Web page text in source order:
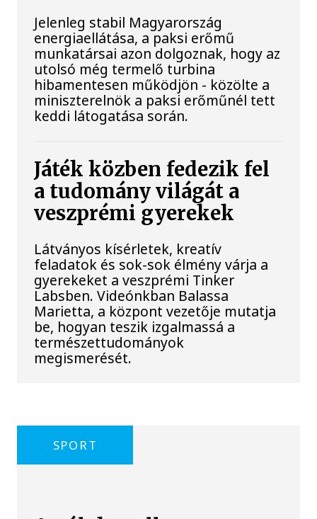
Jelenleg stabil Magyarország
energiaellátása, a paksi erőmű
munkatársai azon dolgoznak, hogy az
utolsó még termelő turbina
hibamentesen működjön - közölte a
miniszterelnök a paksi erőműnél tett
keddi látogatása során.
Játék közben fedezik fel
a tudomány világát a
veszprémi gyerekek
Látványos kísérletek, kreatív
feladatok és sok-sok élmény várja a
gyerekeket a veszprémi Tinker
Labsben. Videónkban Balassa
Marietta, a központ vezetője mutatja
be, hogyan teszik izgalmassá a
természettudományok
megismerését.
SPORT